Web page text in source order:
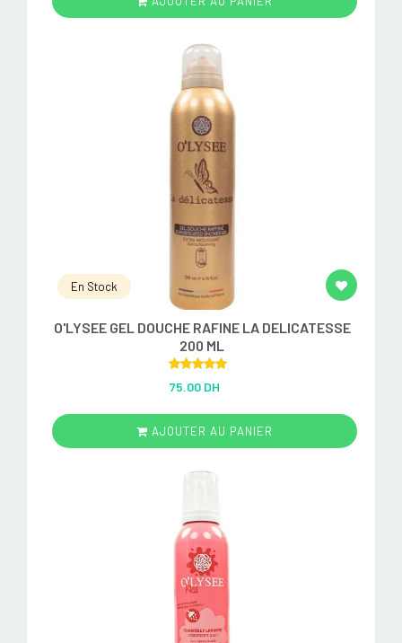
En Stock
O'LYSEE GEL DOUCHE RAFINE LA DELICATESSE
200 ML
out of 5
75.00 DH
AJOUTER AU PANIER